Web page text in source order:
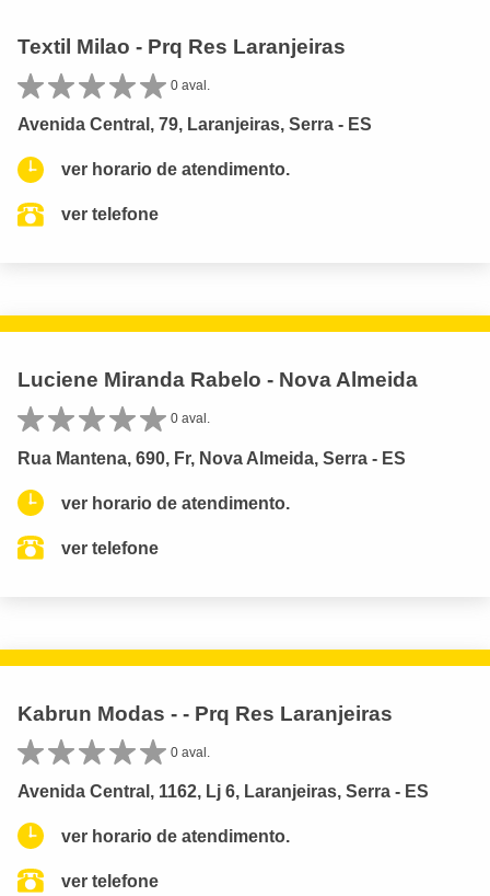
Textil Milao - Prq Res Laranjeiras
0 aval.
Avenida Central, 79, Laranjeiras, Serra - ES
ver horario de atendimento.
ver telefone
Luciene Miranda Rabelo - Nova Almeida
0 aval.
Rua Mantena, 690, Fr, Nova Almeida, Serra - ES
ver horario de atendimento.
ver telefone
Kabrun Modas - - Prq Res Laranjeiras
0 aval.
Avenida Central, 1162, Lj 6, Laranjeiras, Serra - ES
ver horario de atendimento.
ver telefone